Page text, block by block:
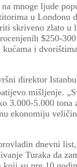
mnoge ljude
u Londonu
skriveno zlato u
$250-
i
direktor
mišljenje.
3.000-5.000 tona
ekonomiju
dnevni
Turaka da